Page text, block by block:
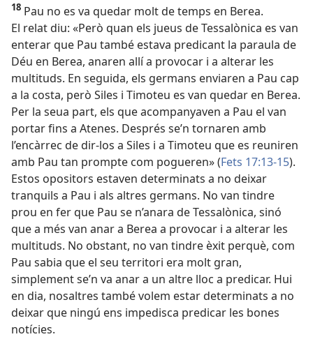
18 Pau no es va quedar molt de temps en Berea.
El relat diu: «Però quan els jueus de Tessalònica es van
enterar que Pau també estava predicant la paraula de
Déu en Berea, anaren allí a provocar i a alterar les
multituds. En seguida, els germans enviaren a Pau cap
a la costa, però Siles i Timoteu es van quedar en Berea.
Per la seua part, els que acompanyaven a Pau el van
portar fins a Atenes. Després se’n tornaren amb
l’encàrrec de dir-los a Siles i a Timoteu que es reuniren
amb Pau tan prompte com pogueren» (Fets 17:13-15).
Estos opositors estaven determinats a no deixar
tranquils a Pau i als altres germans. No van tindre
prou en fer que Pau se n’anara de Tessalònica, sinó
que a més van anar a Berea a provocar i a alterar les
multituds. No obstant, no van tindre èxit perquè, com
Pau sabia que el seu territori era molt gran,
simplement se’n va anar a un altre lloc a predicar. Hui
en dia, nosaltres també volem estar determinats a no
deixar que ningú ens impedisca predicar les bones
notícies.